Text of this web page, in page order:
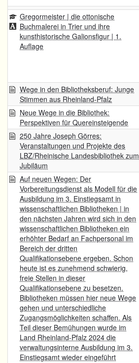
Gregormeister | die ottonische
Buchmalerei in Trier und ihre
kunsthistorische Galionsfigur | 1.
Auflage
Wege in den Bibliotheksberuf: Junge
Stimmen aus Rheinland-Pfalz
Neue Wege in die Bibliothek:
Perspektiven für Quereinsteigende
250 Jahre Joseph Görres:
Veranstaltungen und Projekte des
LBZ/Rheinische Landesbibliothek zum
Jubiläum
Auf neuen Wegen: Der
Vorbereitungsdienst als Modell für die
Ausbildung im 3. Einstiegsamt in
wissenschaftlichen Bibliotheken | in
den nächsten Jahren wird sich in den
wissenschaftlichen Bibliotheken ein
erhöhter Bedarf an Fachpersonal im
Bereich der dritten
Qualifikationsebene ergeben. Schon
heute ist es zunehmend schwierig,
freie Stellen in dieser
Qualifikationsebene zu besetzen.
Bibliotheken müssen hier neue Wege
gehen und unterschiedliche
Zugangsmöglichkeiten schaffen. Als
Teil dieser Bemühungen wurde im
Land Rheinland-Pfalz 2024 die
verwaltungsinterne Ausbildung im 3.
Einstiegsamt wieder eingeführt